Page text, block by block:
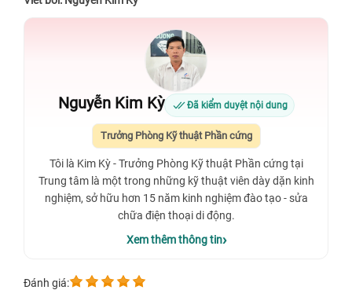
Nguyễn Kim Kỳ Đã kiểm duyệt nội dung
Trưởng Phòng Kỹ thuật Phần cứng
Tôi là Kim Kỳ - Trưởng Phòng Kỹ thuật Phần cứng tại
Trung tâm là một trong những kỹ thuật viên dày dặn kinh
nghiệm, sở hữu hơn 15 năm kinh nghiệm đào tạo - sửa
chữa điện thoại di động.
Xem thêm thông tin
Đánh giá: